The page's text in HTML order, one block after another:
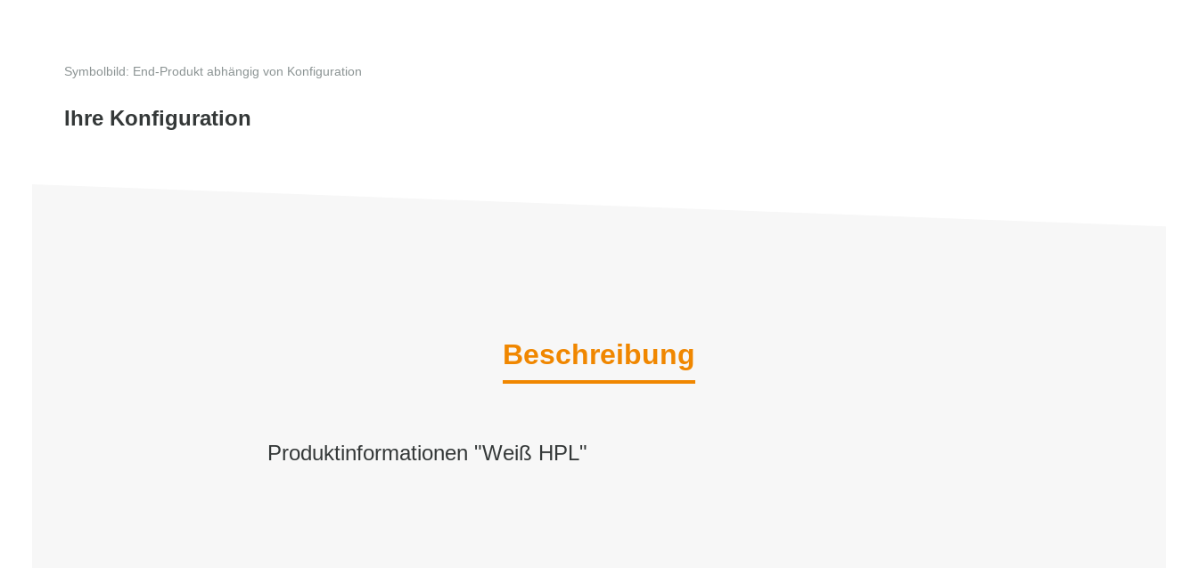
Symbolbild: End-Produkt abhängig von Konfiguration
Ihre Konfiguration
Beschreibung
Produktinformationen "Weiß HPL"